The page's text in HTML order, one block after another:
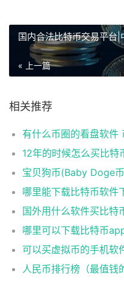
国内合法比特币交易平台
« 上一篇
相关推荐
有什么币圈的看盘软件
宝贝狗币(Baby Doge
国外用什么软件买比特
哪里可以下载比特币
可以买虚拟币的手机软
人民币排行榜（最值钱